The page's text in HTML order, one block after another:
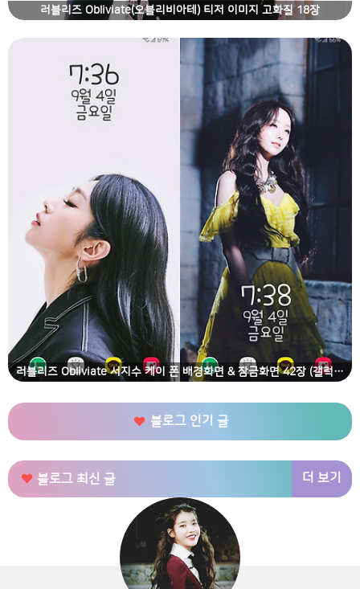
러블리즈 Obliviate(오블리비아테) 티저 이미지 고화질 18장
러블리즈 Obliviate 서지수 케이 폰 배경화면 & 잠금화면 42장 (갤럭시 노트8, 노트9, S8, S9)
블로그 인기 글
블로그 최신 글 더 보기